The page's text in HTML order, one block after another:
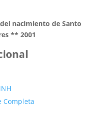
nacimiento de Santo
** 2001
Completa